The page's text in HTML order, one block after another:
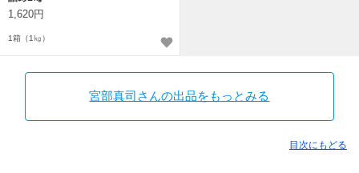
1,620円
1箱（1㎏）
宮部真司さんの出品をもっとみる
目次にもどる